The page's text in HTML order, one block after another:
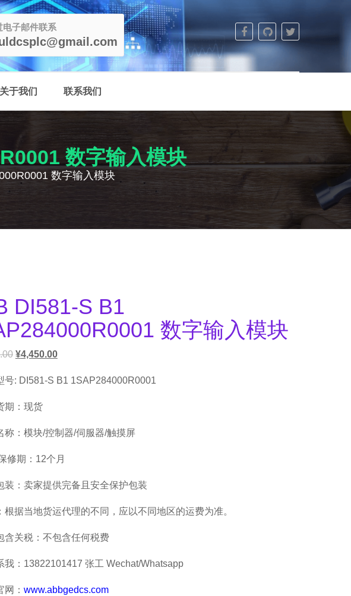
电子邮件联系
关于我们 联系我们
数字输入模块
数字输入模块
DI581-S B1
数字输入模块
¥4,450.00
号: DI581-S B1 1SAP284000R0001
期：现货
称：模块/控制器/伺服器/触摸屏
修期：12个月
装：卖家提供完备且安全保护包装
根据当地货运代理的不同，应以不同地区的运费为准。
含关税：不包含任何税费
我：13822101417 张工 Wechat/Whatsapp
网：www.abbgedcs.com